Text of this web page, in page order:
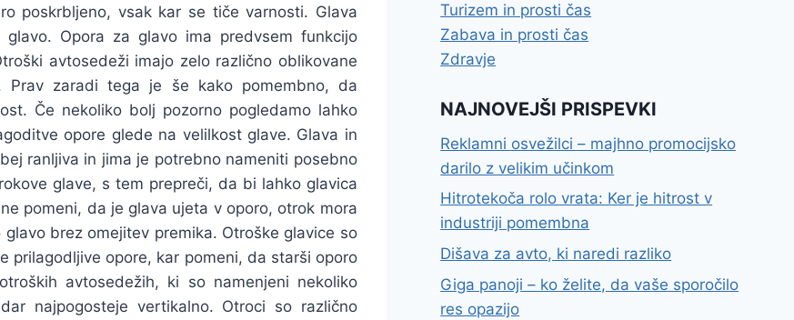
poskrbljeno, vsak kar se tiče varnosti. Glava
Opora za glavo ima predvsem funkcijo
avtosedeži imajo zelo različno oblikovane
zaradi tega je še kako pomembno, da
Če nekoliko bolj pozorno pogledamo lahko
opore glede na velilkost glave. Glava in
ranljiva in jima je potrebno nameniti posebno
glave, s tem prepreči, da bi lahko glavica
pomeni, da je glava ujeta v oporo, otrok mora
brez omejitev premika. Otroške glavice so
prilagodljive opore, kar pomeni, da starši oporo
avtosedežih, ki so namenjeni nekoliko
najpogosteje vertikalno. Otroci so različno
Turizem in prosti čas
Zabava in prosti čas
Zdravje
NAJNOVEJŠI PRISPEVKI
Reklamni osvežilci – majhno promocijsko
darilo z velikim učinkom
Hitrotekoča rolo vrata: Ker je hitrost v
industriji pomembna
Dišava za avto, ki naredi razliko
Giga panoji – ko želite, da vaše sporočilo
res opazijo